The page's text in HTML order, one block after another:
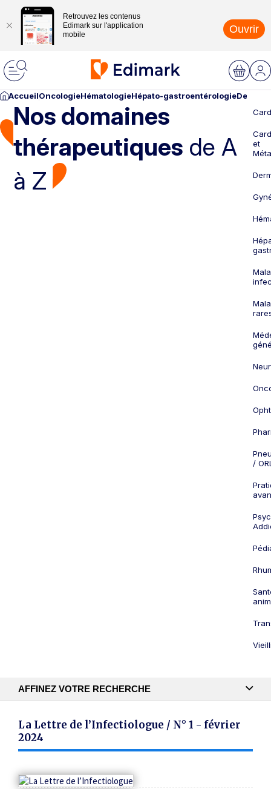
Retrouvez les contenus
Edimark sur l'application
mobile
Ouvrir
AccueilOncologieHématologieHépato-gastroentérologie
Nos domaines
thérapeutiques de A
à Z
et
/
AFFINEZ VOTRE RECHERCHE
La Lettre de l’Infectiologue / N° 1 - février
2024